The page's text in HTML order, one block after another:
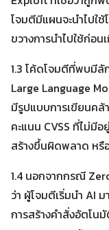
โจมตีมีแผนจะนำไปใ
ขวางการนำไปใช้ก่อ
1.3 โค้ดโจมตีที่พบมี
Large Language
มีรูปแบบการเขียนคล้
คะแนน CVSS ที่ไม่มี
สร้างขึ้นผิดพลาด หรื
1.4 นอกจากกรณี
ว่า ผู้โจมตีเริ่มนำ AI ม
การสร้างคำสั่งอัตโ